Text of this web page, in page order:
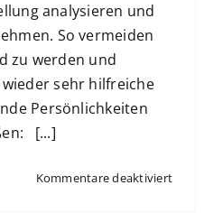
analysieren und
So vermeiden
zu werden und
sehr hilfreiche
Persönlichkeiten
[...]
Kommentare deaktiviertfür